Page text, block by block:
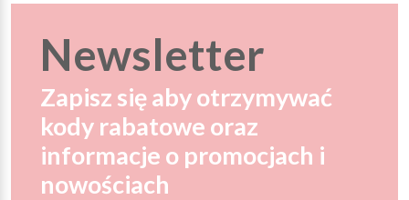
Newsletter
Zapisz się aby otrzymywać
kody rabatowe oraz
informacje o promocjach i
nowościach